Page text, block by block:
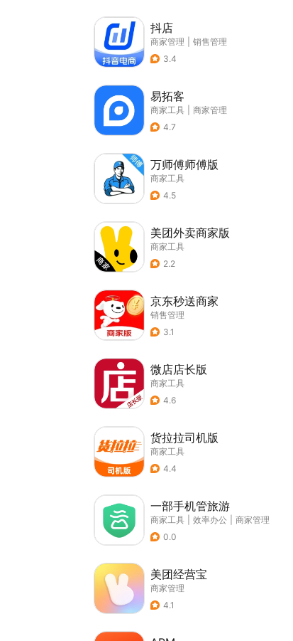
抖店
商家管理
销售管理
3.4
易拓客
商家工具
商家管理
4.7
万师傅师傅版
商家工具
4.5
美团外卖商家版
商家工具
2.2
京东秒送商家
销售管理
3.1
微店店长版
商家工具
4.6
货拉拉司机版
商家工具
4.4
一部手机管旅游
商家工具 效率办公
商家管理
0.0
美团经营宝
商家管理
4.1